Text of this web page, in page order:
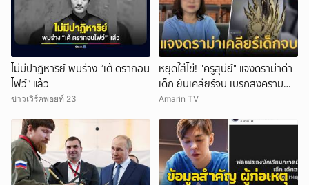
ไม่มีปาฏิหาริย์ พบร่าง “เต้ ดรากอน
ไฟว์” แล้ว
ข่าวเวิร์คพอยท์ 23
หยุดใส่ไข่! "ครูสุนีย์" แจงดราม่าด่า
เด็ก ยันเคลียร์จบ เบรกสงคราม
Gen
Amarin TV